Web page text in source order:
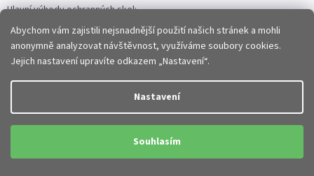
Abychom vám zajistili nejsnadnější použití našich stránek a mohli
anonymně analyzovat návštěvnost, využíváme soubory cookies.
Jejich nastavení upravíte odkazem „Nastavení“.
Nastavení
Souhlasím
Hlavní výhody ochranných skel:
Ochrana displejeproti poškrábání
Snížení rizika rozbití displeje při pádu
Vyšší odolnost při každodenním používání
Oleofobní vrstva proti otiskům prstů
Nižší náklady na opravu displeje
Kvalitnítvrzené sklo na displej iPhonefunguje jako ochranný štít,
který absorbuje nárazy a pomáhá chránit originální displej telefonu.